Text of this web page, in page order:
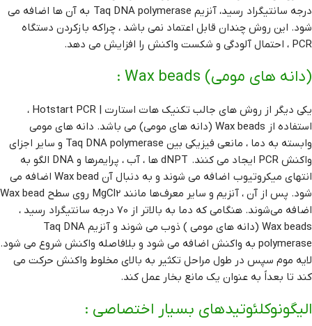
درجه سانتیگراد رسید، آنزیم Taq DNA polymerase به آن ها اضافه می
شود. این روش چندان قابل اعتماد نمی باشد ، چراکه بازکردن دستگاه
PCR ، احتمال آلودگی و شکست واکنش را افزایش می دهد.
(دانه های مومی) Wax beads :
یکی دیگر از روش های جالب تکنیک هات استارت | Hotstart PCR ،
استفاده از Wax beads (دانه های مومی) می باشد. دانه های مومی
وابسته به دما ، مانعی فیزیکی بین Taq DNA polymerase و سایر اجزای
واکنش PCR ایجاد می کنند. dNPT ها ، آب ، پرایمرها و DNA الگو به
انتهای میکروتیوب اضافه می شوند و به دنبال آن Wax bead اضافه می
شود. پس از آن ، آنزیم و سایر معرف‌ها مانند MgCl2 روی سطح Wax bead
اضافه می‌شوند. هنگامی که دما به بالاتر از 70 درجه سانتیگراد رسید ،
Wax beads (دانه های مومی ) ذوب می شوند و آنزیم Taq DNA
polymerase به واکنش اضافه می شود و بلافاصله واکنش شروع می شود.
لایه موم سپس در طول مراحل تکثیر به بالای مخلوط واکنش حرکت می
کند تا بعداً به عنوان یک مانع بخار عمل کند.
الیگونوکلئوتیدهای بسیار اختصاصی :